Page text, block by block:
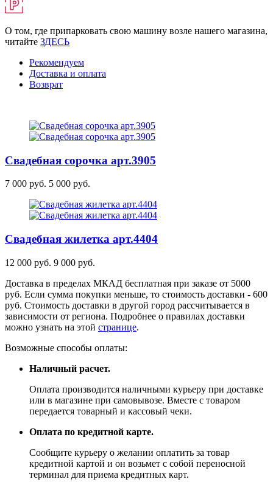
О том, где припарковать свою машину возле нашего магазина,
читайте ЗДЕСЬ
Рекомендуем
Доставка и оплата
Возврат
Свадебная сорочка арт.3905
7 000 руб. 5 000 руб.
Свадебная жилетка арт.4404
12 000 руб. 9 000 руб.
Доставка в пределах МКАД бесплатная при заказе от 5000
руб. Если сумма покупки меньше, то стоимость доставки - 600
руб. Стоимость доставки в другой город рассчитывается в
зависимости от региона. Подробнее о правилах доставки
можно узнать на этой странице.
Возможные способы оплаты:
Наличный расчет.
Оплата производится наличными курьеру при доставке
или в магазине при самовывозе. Вместе с товаром
передается товарный и кассовый чеки.
Оплата по кредитной карте.
Сообщите курьеру о желании оплатить за товар
кредитной картой и он возьмет с собой переносной
терминал для приема кредитных карт.